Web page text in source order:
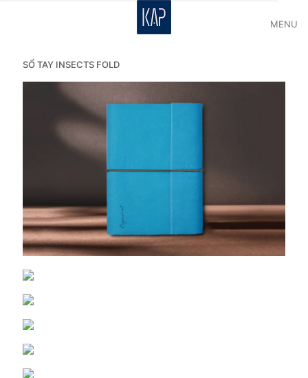
MENU
SỔ TAY INSECTS FOLD